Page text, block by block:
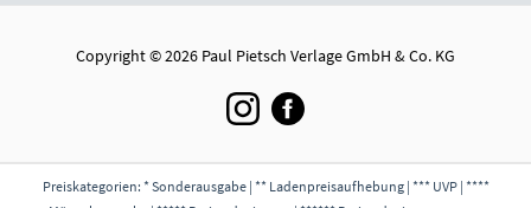
Copyright © 2026 Paul Pietsch Verlage GmbH & Co. KG
Preiskategorien: * Sonderausgabe | ** Ladenpreisaufhebung | *** UVP | ****